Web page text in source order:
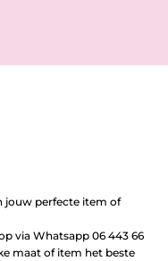
jouw perfecte item of
via Whatsapp 06 443 66
maat of item het beste